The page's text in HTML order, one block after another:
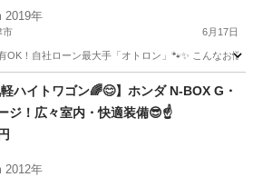
2019年
市 6月17日
OK！自社ローン最大手「オトロン」🐾✨ こんなお
軽ハイトワゴン🌈😊】ホンダ N-BOX G・
ジ！広々室内・快適装備😎☝️
2012年